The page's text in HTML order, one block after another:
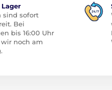
sind sofort
Bei
bis 16:00 Uhr
noch am